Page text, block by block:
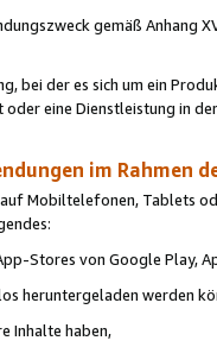
gemäß Anhang
bei der es sich um ein
eine Dienstleistung in
im Rahmen
Mobiltelefonen, Tablets
Stores von Google Play,
heruntergeladen werden
Inhalte haben,